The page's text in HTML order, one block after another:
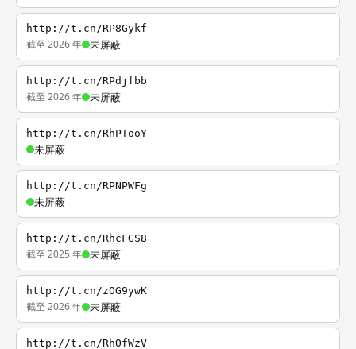
http://t.cn/RP8Gykf
截至 2026 年 未屏蔽
http://t.cn/RPdjfbb
截至 2026 年 未屏蔽
http://t.cn/RhPTooY
未屏蔽
http://t.cn/RPNPWFg
未屏蔽
http://t.cn/RhcFGS8
截至 2025 年 未屏蔽
http://t.cn/zOG9ywK
截至 2026 年 未屏蔽
http://t.cn/RhOfWzV